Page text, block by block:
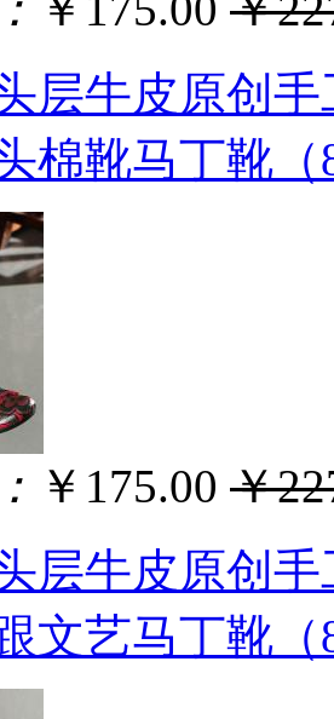
层牛皮原创
棉靴马丁靴（
￥175.00 ￥
层牛皮原创
文艺马丁靴（